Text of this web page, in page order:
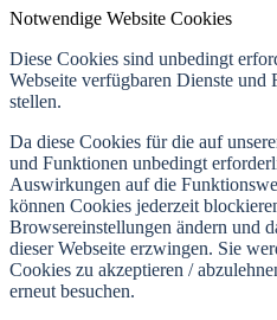
Notwendige Website Cookies
Diese Cookies sind unbedingt
Webseite verfügbaren Dienste
stellen.
Da diese Cookies für die auf
und Funktionen unbedingt
Auswirkungen auf die
können Cookies jederzeit
Browsereinstellungen ändern und
dieser Webseite erzwingen. Sie
Cookies zu akzeptieren /
erneut besuchen.